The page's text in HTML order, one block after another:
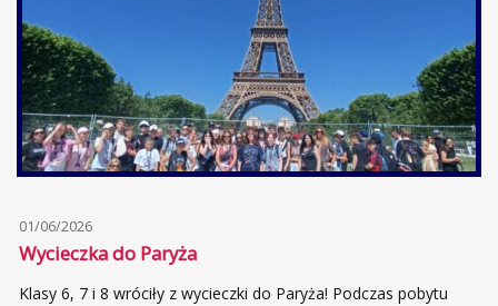
01/06/2026
Wycieczka do Paryża
Klasy 6, 7 i 8 wróciły z wycieczki do Paryża! Podczas pobytu